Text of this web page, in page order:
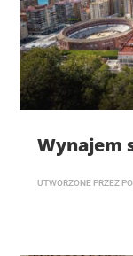
Wynajem
UTWORZONE PRZEZ